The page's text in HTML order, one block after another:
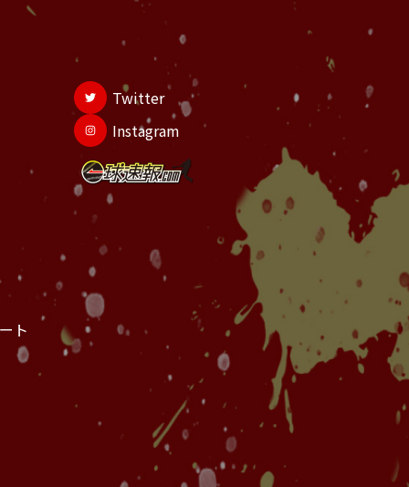
ト
Twitter
Instagram